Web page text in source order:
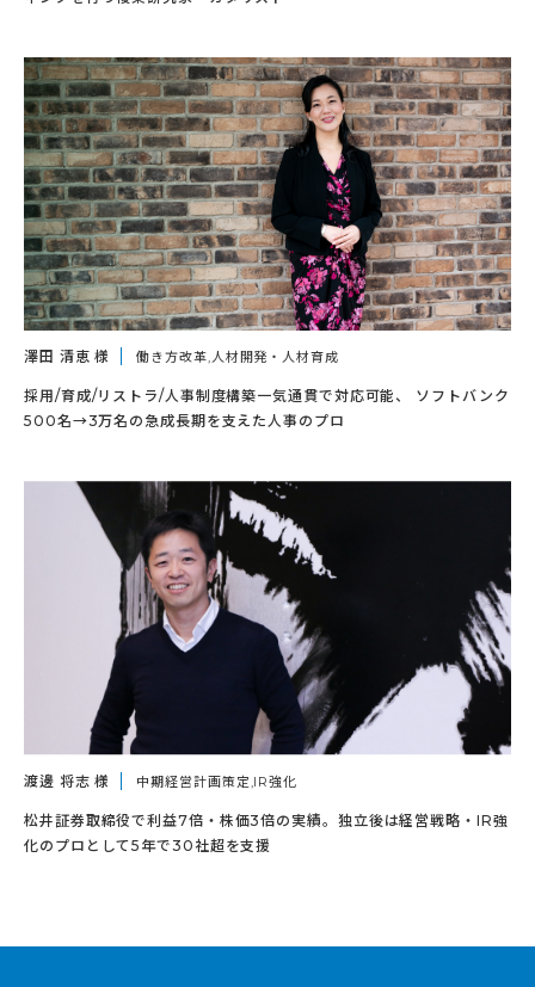
澤田 清恵 様 働き方改革,人材開発・人材育成
採用/育成/リストラ/人事制度構築一気通貫で対応可能、 ソフトバンク
500名→3万名の急成長期を支えた人事のプロ
渡邊 将志 様 中期経営計画策定,IR強化
松井証券取締役で利益7倍・株価3倍の実績。独立後は経営戦略・IR強
化のプロとして5年で30社超を支援